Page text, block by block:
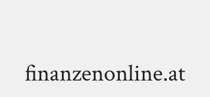
finanzenonline.at